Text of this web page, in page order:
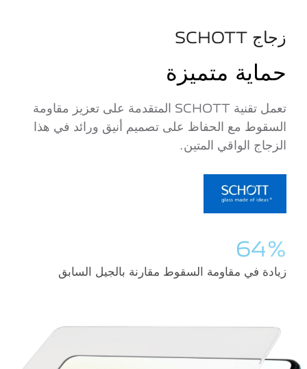
زجاج SCHOTT
حماية متميزة
تعمل تقنية SCHOTT المتقدمة على تعزيز مقاومة
السقوط مع الحفاظ على تصميم أنيق ورائد في هذا
الزجاج الواقي المتين.
64%
زيادة في مقاومة السقوط مقارنة بالجيل السابق